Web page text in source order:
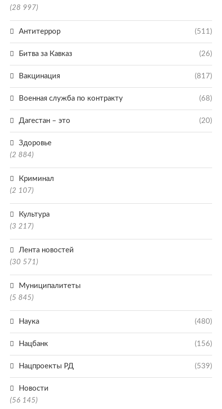
(28 997)
Антитеррор (511)
Битва за Кавказ (26)
Вакцинация (817)
Военная служба по контракту (68)
Дагестан – это (20)
Здоровье
(2 884)
Криминал
(2 107)
Культура
(3 217)
Лента новостей
(30 571)
Муниципалитеты
(5 845)
Наука (480)
Нацбанк (156)
Нацпроекты РД (539)
Новости
(56 145)